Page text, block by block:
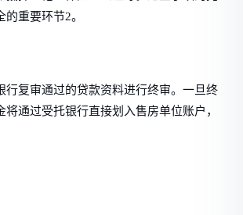
重要环节2。
行复审通过的贷款资料进行终审。一旦终
将通过受托银行直接划入售房单位账户，